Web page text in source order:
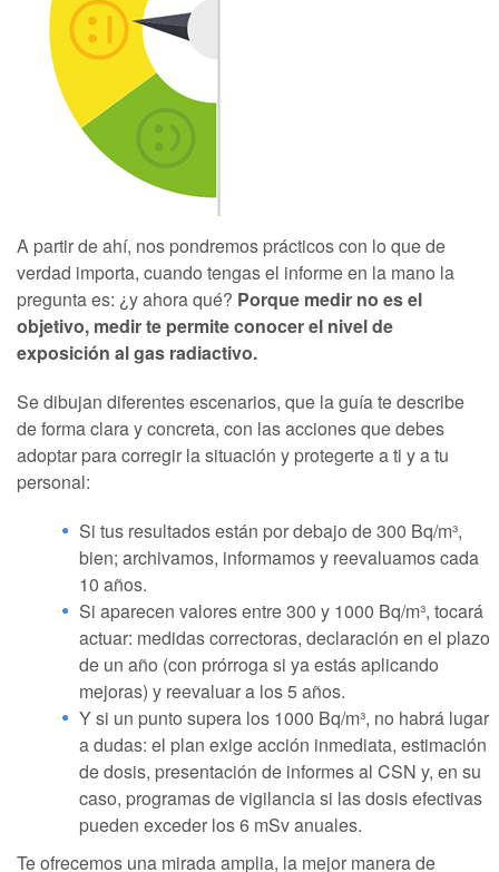
A partir de ahí, nos pondremos prácticos con lo que de
verdad importa, cuando tengas el informe en la mano la
pregunta es: ¿y ahora qué? Porque medir no es el
objetivo, medir te permite conocer el nivel de
exposición al gas radiactivo.
Se dibujan diferentes escenarios, que la guía te describe
de forma clara y concreta, con las acciones que debes
adoptar para corregir la situación y protegerte a ti y a tu
personal:
Si tus resultados están por debajo de 300 Bq/m³,
bien; archivamos, informamos y reevaluamos cada
10 años.
Si aparecen valores entre 300 y 1000 Bq/m³, tocará
actuar: medidas correctoras, declaración en el plazo
de un año (con prórroga si ya estás aplicando
mejoras) y reevaluar a los 5 años.
Y si un punto supera los 1000 Bq/m³, no habrá lugar
a dudas: el plan exige acción inmediata, estimación
de dosis, presentación de informes al CSN y, en su
caso, programas de vigilancia si las dosis efectivas
pueden exceder los 6 mSv anuales.
Te ofrecemos una mirada amplia, la mejor manera de